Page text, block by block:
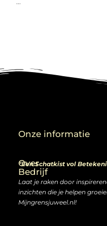
...
Over
Bedrijf
“Een Schatkist vol
Laat je raken door
inzichten die je helpen
Mijngrensjuweel.nl!
Onze informatie